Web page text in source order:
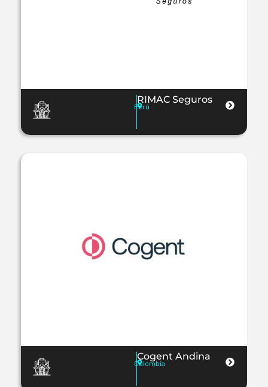
RIMAC Seguros
Perú
Cogent Andina
Colombia